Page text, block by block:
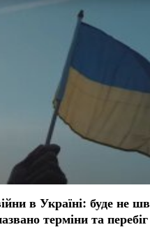
в Україні: буде не
терміни та